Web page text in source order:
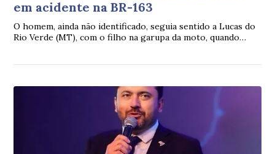
em acidente na BR-163
O homem, ainda não identificado, seguia sentido a Lucas do
Rio Verde (MT), com o filho na garupa da moto, quando